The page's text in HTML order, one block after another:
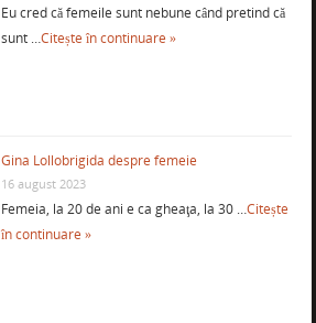
Eu cred că femeile sunt nebune când pretind că
sunt …Citește în continuare »
Gina Lollobrigida despre femeie
16 august 2023
Femeia, la 20 de ani e ca gheaţa, la 30 …Citește
în continuare »